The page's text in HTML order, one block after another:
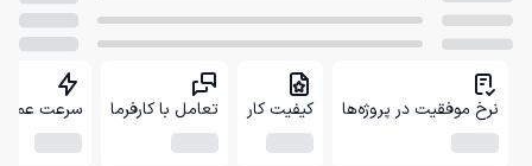
نرخ موفقیت در پروژه‌ها کیفیت کار تعامل با کارفرما سرعت عمل